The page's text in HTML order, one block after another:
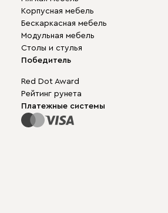
Корпусная мебель
Бескаркасная мебель
Модульная мебель
Столы и стулья
Победитель
Red Dot Award
Рейтинг рунета
Платежные системы